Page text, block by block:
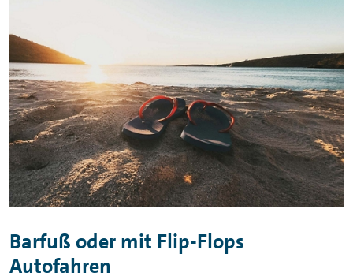
Barfuß oder mit Flip-Flops
Autofahren